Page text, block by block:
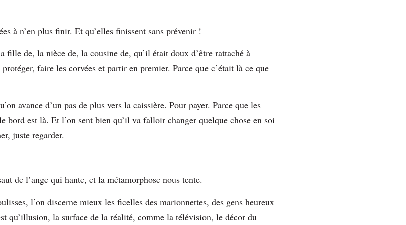
à n’en plus finir. Et qu’elles finissent sans prévenir !
fille de, la nièce de, la cousine de, qu’il était doux d’être rattaché à
faire les corvées et partir en premier. Parce que c’était là ce que
avance d’un pas de plus vers la caissière. Pour payer. Parce que les
bord est là. Et l’on sent bien qu’il va falloir changer quelque chose en soi
juste regarder.
de l’ange qui hante, et la métamorphose nous tente.
l’on discerne mieux les ficelles des marionnettes, des gens heureux
qu’illusion, la surface de la réalité, comme la télévision, le décor du